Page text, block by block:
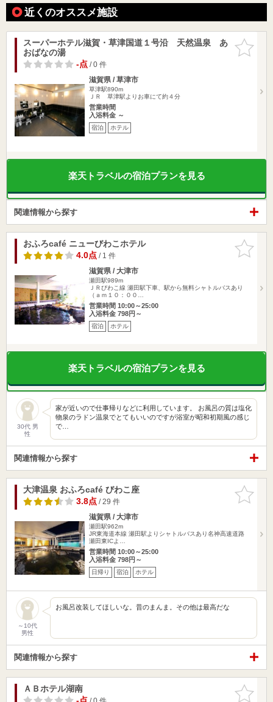
近くのオススメ施設
お気に入
りに追加
スーパーホテル滋賀・草津国道１号沿 天然温泉 あ
おばなの湯
-点/ 0 件
滋賀県 / 草津市
草津駅890m
ＪＲ 草津駅よりお車にて約４分
営業時間
入浴料金 ～
宿泊 ホテル
楽天トラベルの宿泊プランを見る
関連情報から探す
お気に入
りに追加
おふろcafé ニューびわこホテル
4.0点/ 1 件
滋賀県 / 大津市
瀬田駅989m
ＪＲびわこ線 瀬田駅下車、駅から無料シャトルバスあり
（ａｍ１０：００…
営業時間 10:00～25:00
入浴料金 798円～
宿泊 ホテル
楽天トラベルの宿泊プランを見る
30代 男
性
家が近いので仕事帰りなどに利用しています。 お風呂の質は塩化
物泉のラドン温泉でとてもいいのですが浴室が昭和初期風の感じ
で…
関連情報から探す
お気に入
りに追加
大津温泉 おふろcafé びわこ座
3.8点/ 29 件
滋賀県 / 大津市
瀬田駅962m
JR東海道本線 瀬田駅よりシャトルバスあり名神高速道路
瀬田東ICよ…
営業時間 10:00～25:00
入浴料金 798円～
日帰り 宿泊 ホテル
～10代
男性
お風呂改装してほしいな。昔のまんま。その他は最高だな
関連情報から探す
お気に入
りに追加
ＡＢホテル湖南